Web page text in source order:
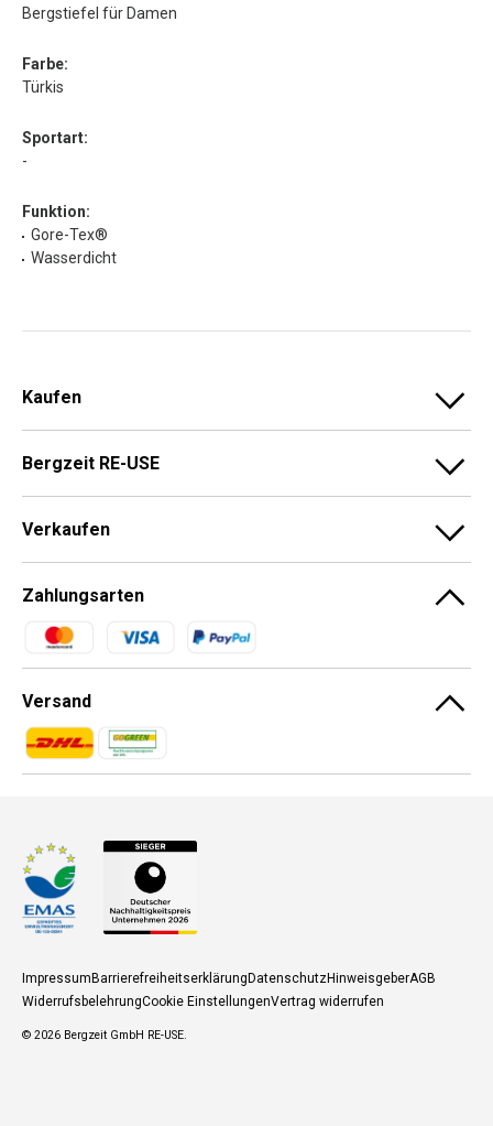
Bergstiefel für Damen
Farbe:
Türkis
Sportart:
-
Funktion:
Gore-Tex®
Wasserdicht
Kaufen
Bergzeit RE-USE
Verkaufen
Zahlungsarten
Zahlungsmethoden
Versand
Zahlungsmethoden
Zahlungsmethoden
ImpressumBarrierefreiheitserklärungDatenschutzHinweisgeberAGB
WiderrufsbelehrungCookie EinstellungenVertrag widerrufen
© 2026 Bergzeit GmbH RE-USE.